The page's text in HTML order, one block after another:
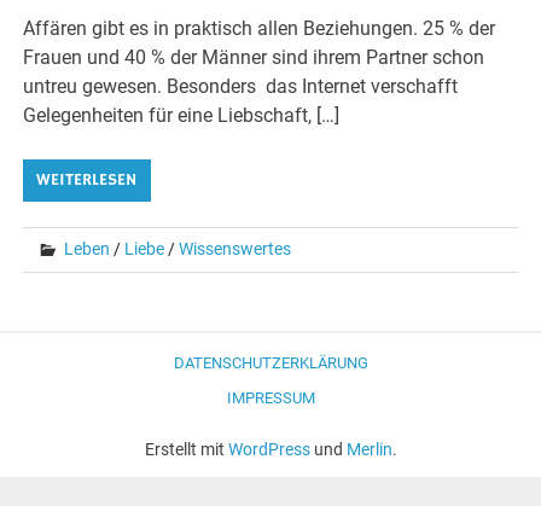
Affären gibt es in praktisch allen Beziehungen. 25 % der
Frauen und 40 % der Männer sind ihrem Partner schon
untreu gewesen. Besonders das Internet verschafft
Gelegenheiten für eine Liebschaft, […]
WEITERLESEN
Leben / Liebe/Wissenswertes
DATENSCHUTZERKLÄRUNG
IMPRESSUM
Erstellt mit WordPressund Merlin.